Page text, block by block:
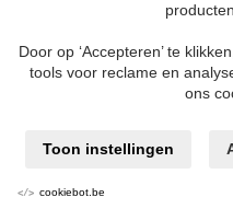
Beton
moulding
Silk Foam & Silk Clay
Producten voor Pouring
Door op ‘Accepteren’ te
tools voor reclame en
ons
Toon instellingen
cookiebot.be